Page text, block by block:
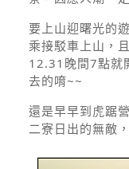
要上山迎曙光的
乘接駁車上山，
12.31晚間7點就
去的唷~~
還是早早到虎踞
二寮日出的無敵